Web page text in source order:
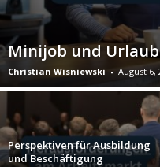
Minijob und Urlaub
Christian Wisniewski - August 6,
Perspektiven für Ausbildung
und Beschäftigung